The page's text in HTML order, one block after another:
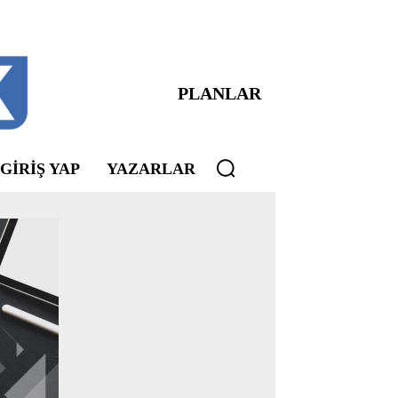
PLANLAR
YAP YAZARLAR